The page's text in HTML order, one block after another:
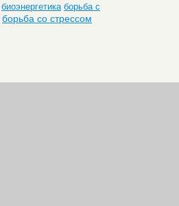
биоэнергетика борьба с
борьба со стрессом